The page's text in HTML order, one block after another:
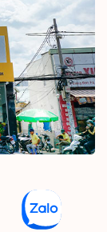
trên các mạng xã